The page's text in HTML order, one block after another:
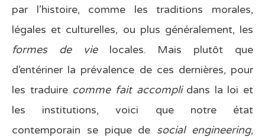
par l’histoire, comme les traditions morales,
légales et culturelles, ou plus généralement, les
formes de vie locales. Mais plutôt que
d’entériner la prévalence de ces dernières, pour
les traduire comme fait accomplidans la loi et
les institutions, voici que notre état
contemporain se pique de social engineering,